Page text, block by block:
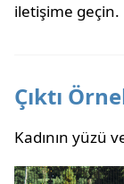
iletişime geçin.
Çıktı
Kadının yüzü